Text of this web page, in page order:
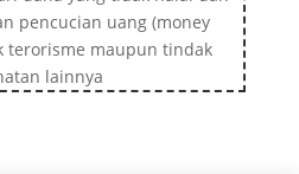
pencucian uang (money
terorisme maupun tindak
lainnya